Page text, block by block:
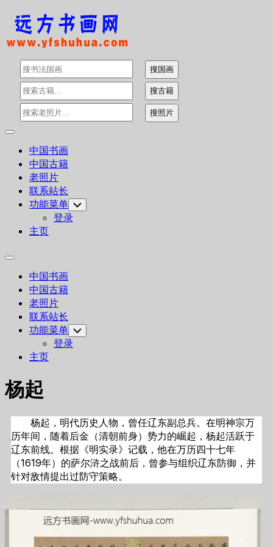
Skip
content
Expand
中国书画
中国古籍
老照片
联系站长
功能菜单 Toggle
Child
Menu
登录
主页
Expand
中国书画
中国古籍
老照片
联系站长
功能菜单 Toggle
Child
Menu
登录
主页
杨起
杨起，明代历史人物，曾任辽东副总兵。在明神宗万
历年间，随着后金（清朝前身）势力的崛起，杨起活跃于
辽东前线。根据《明实录》记载，他在万历四十七年
（1619年）的萨尔浒之战前后，曾参与组织辽东防御，并
针对敌情提出过防守策略。